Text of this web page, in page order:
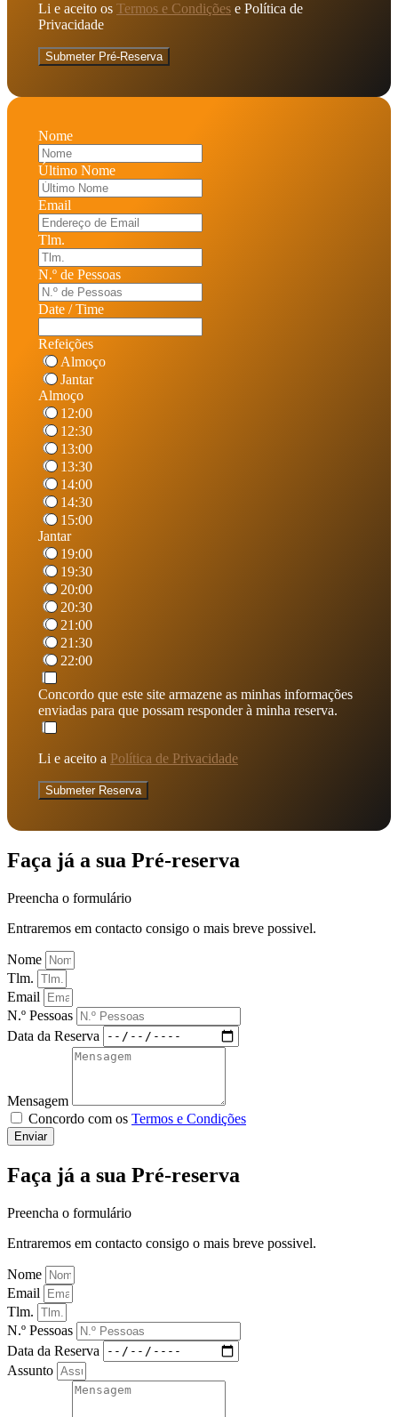
Li e aceito os Termos e Condições e Política de
Privacidade
Submeter Pré-Reserva
Nome
Último Nome
Email
Tlm.
N.º de Pessoas
Date / Time
Refeições
Almoço
Jantar
Almoço
12:00
12:30
13:00
13:30
14:00
14:30
15:00
Jantar
19:00
19:30
20:00
20:30
21:00
21:30
22:00
Concordo que este site armazene as minhas informações
enviadas para que possam responder à minha reserva.
Li e aceito a Política de Privacidade
Submeter Reserva
Faça já a sua Pré-reserva
Preencha o formulário
Entraremos em contacto consigo o mais breve possivel.
Nome
Tlm.
Email
N.º Pessoas
Data da Reserva
Mensagem
Concordo com os Termos e Condições
Enviar
Faça já a sua Pré-reserva
Preencha o formulário
Entraremos em contacto consigo o mais breve possivel.
Nome
Email
Tlm.
N.º Pessoas
Data da Reserva
Assunto